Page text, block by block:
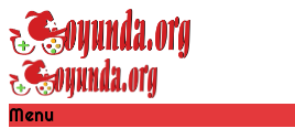
Menu